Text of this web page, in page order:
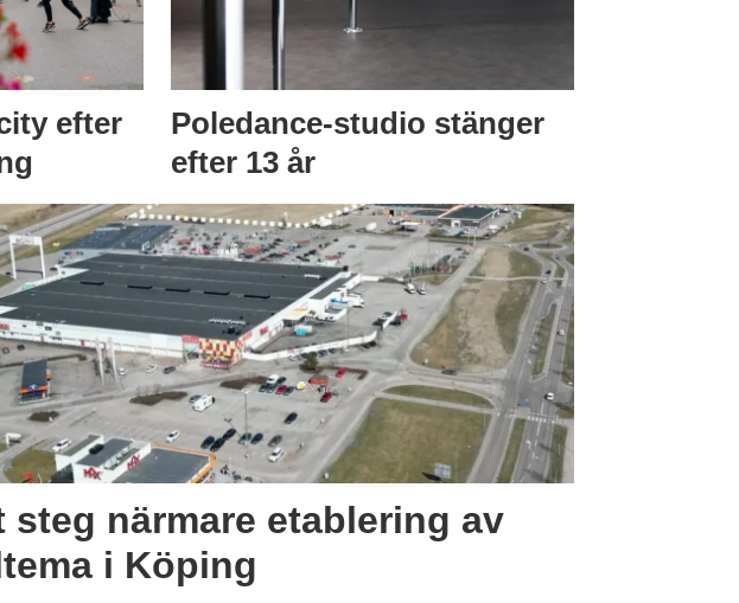
efter
Poledance-studio stänger
efter 13 år
steg närmare etablering av
i Köping